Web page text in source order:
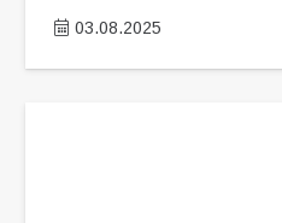
03.08.2025